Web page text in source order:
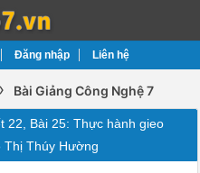
Đăng nhập Liên hệ
› Bài Giảng Công Nghệ 7
22, Bài 25: Thực hành gieo
Thị Thúy Hường